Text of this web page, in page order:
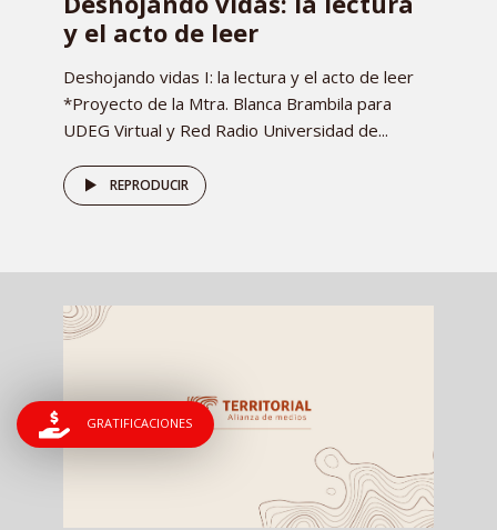
y el acto de leer
Deshojando vidas I: la lectura y el acto de leer
*Proyecto de la Mtra. Blanca Brambila para
UDEG Virtual y Red Radio Universidad de...
REPRODUCIR
GRATIFICACIONES